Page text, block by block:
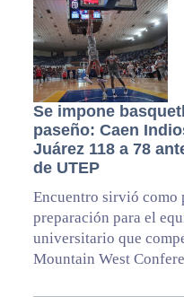
Se impone
paseño: Caen
Juárez 118 a 78
de UTEP
Encuentro sirvió como
preparación para el
universitario que
Mountain West